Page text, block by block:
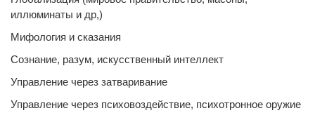
иллюминаты и др,)
Мифология и сказания
Сознание, разум, искусственный интеллект
Управление через затваривание
Управление через психовоздействие, психотронное оружие